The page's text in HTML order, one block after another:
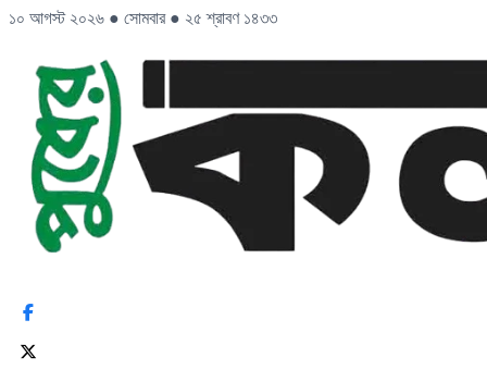
১০ আগস্ট ২০২৬ ● সোমবার ● ২৫ শ্রাবণ ১৪৩৩